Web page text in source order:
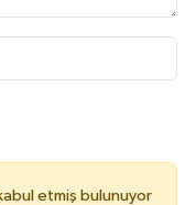
etmiş bulunuyor